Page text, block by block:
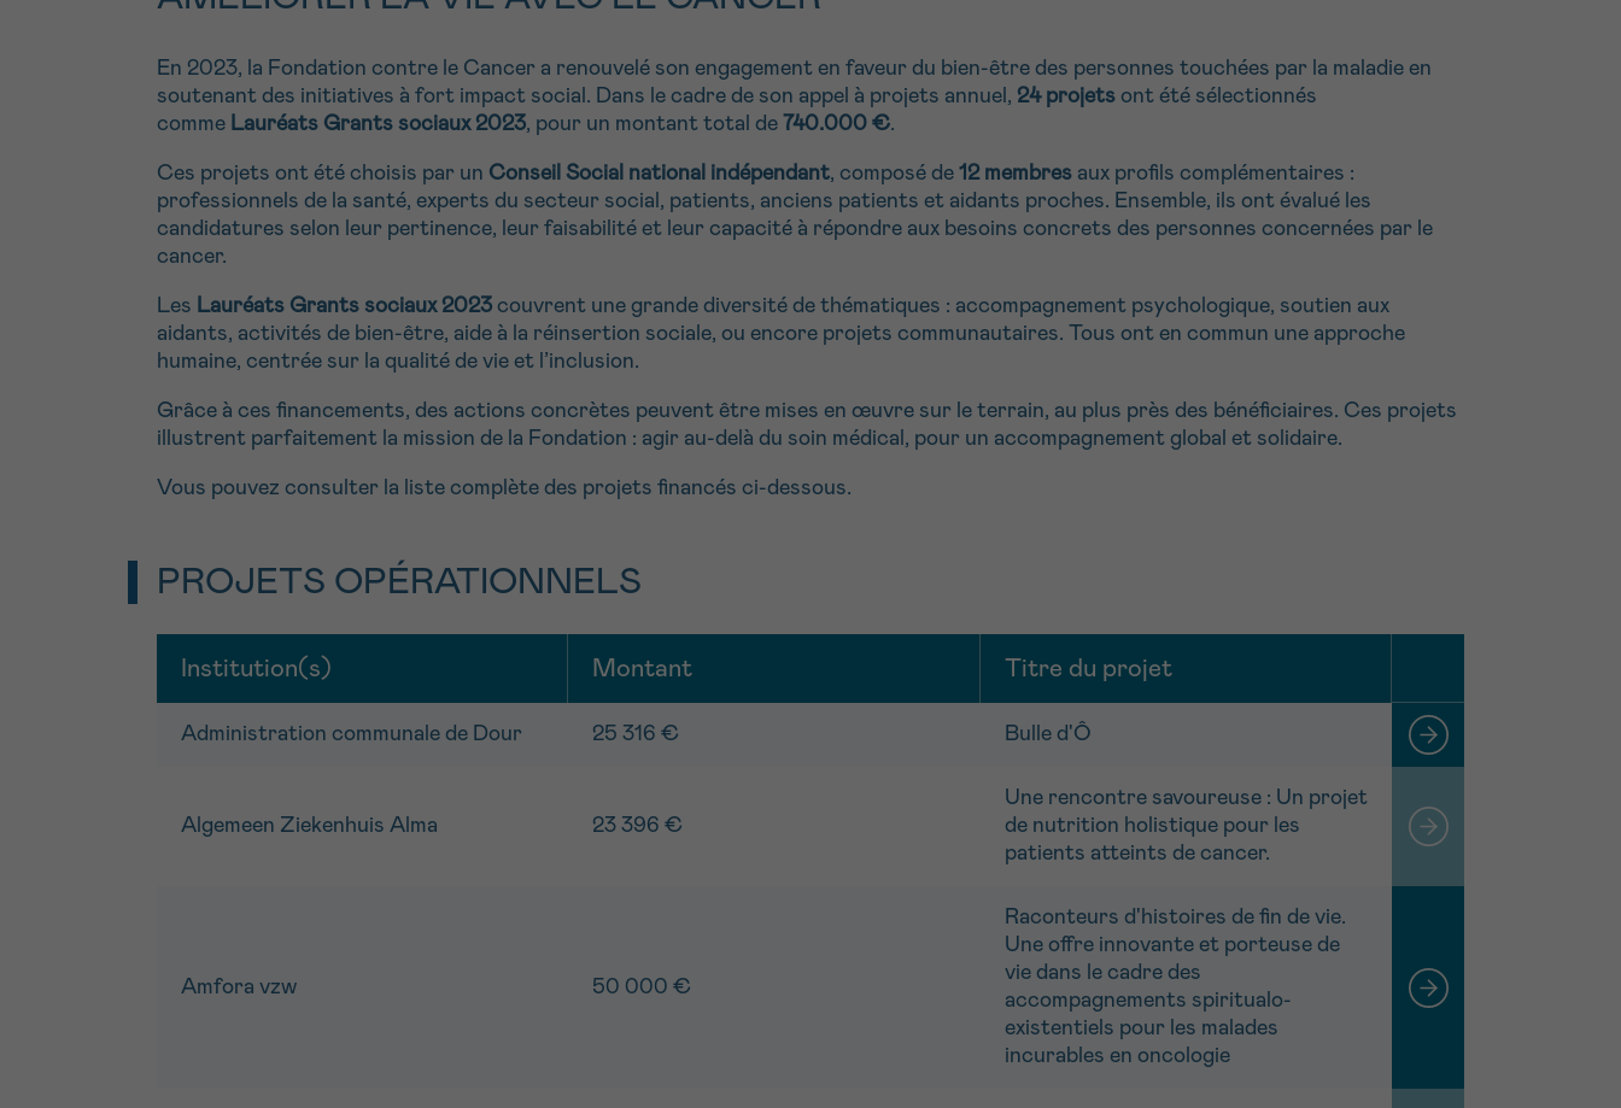
En 2023, la Fondation contre le Cancer a renouvelé son engagement en faveur du bien-être des personnes touchées par la maladie en
soutenant des initiatives à fort impact social. Dans le cadre de son appel à projets annuel, 24 projets ont été sélectionnés
comme Lauréats Grants sociaux 2023, pour un montant total de 740.000 €.
Ces projets ont été choisis par un Conseil Social national indépendant, composé de 12 membres aux profils complémentaires :
professionnels de la santé, experts du secteur social, patients, anciens patients et aidants proches. Ensemble, ils ont évalué les
candidatures selon leur pertinence, leur faisabilité et leur capacité à répondre aux besoins concrets des personnes concernées par le
cancer.
Les Lauréats Grants sociaux 2023 couvrent une grande diversité de thématiques : accompagnement psychologique, soutien aux
aidants, activités de bien-être, aide à la réinsertion sociale, ou encore projets communautaires. Tous ont en commun une approche
humaine, centrée sur la qualité de vie et l’inclusion.
Grâce à ces financements, des actions concrètes peuvent être mises en œuvre sur le terrain, au plus près des bénéficiaires. Ces projets
illustrent parfaitement la mission de la Fondation : agir au-delà du soin médical, pour un accompagnement global et solidaire.
Vous pouvez consulter la liste complète des projets financés ci-dessous.
PROJETS OPÉRATIONNELS
Institution(s) Montant Titre du projet
Administration communale de Dour 25 316 € Bulle d'Ô
Algemeen Ziekenhuis Alma 23 396 €
Une rencontre savoureuse : Un projet
de nutrition holistique pour les
patients atteints de cancer.
Amfora vzw 50 000 €
Raconteurs d'histoires de fin de vie.
Une offre innovante et porteuse de
vie dans le cadre des
accompagnements spiritualo-
existentiels pour les malades
incurables en oncologie